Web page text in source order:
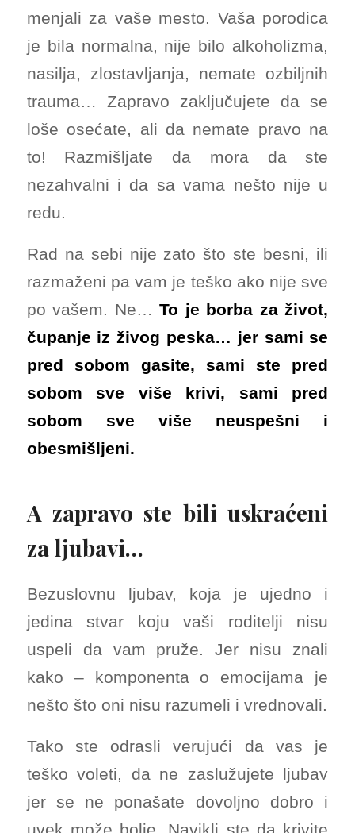
menjali za vaše mesto. Vaša porodica
je bila normalna, nije bilo alkoholizma,
nasilja, zlostavljanja, nemate ozbiljnih
trauma… Zapravo zaključujete da se
loše osećate, ali da nemate pravo na
to! Razmišljate da mora da ste
nezahvalni i da sa vama nešto nije u
redu.
Rad na sebi nije zato što ste besni, ili
razmaženi pa vam je teško ako nije sve
po vašem. Ne…To je borba za život,
čupanje iz živog peska… jer sami se
pred sobom gasite, sami ste pred
sobom sve više krivi, sami pred
sobom sve više neuspešni i
obesmišljeni.
A zapravo ste bili uskraćeni
za ljubavi…
Bezuslovnu ljubav, koja je ujedno i
jedina stvar koju vaši roditelji nisu
uspeli da vam pruže. Jer nisu znali
kako – komponenta o emocijama je
nešto što oni nisu razumeli i vrednovali.
Tako ste odrasli verujući da vas je
teško voleti, da ne zaslužujete ljubav
jer se ne ponašate dovoljno dobro i